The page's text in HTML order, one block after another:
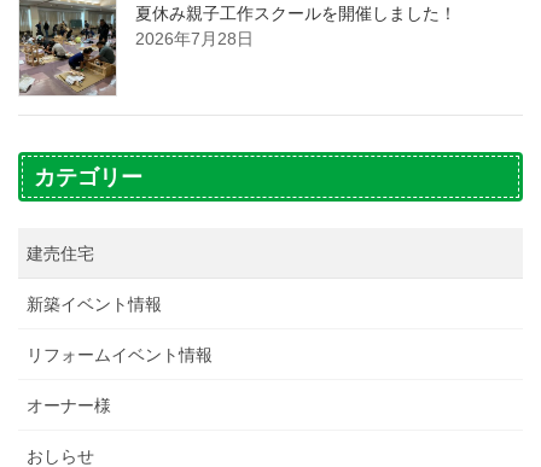
夏休み親子工作スクールを開催しました！
2026年7月28日
カテゴリー
建売住宅
新築イベント情報
リフォームイベント情報
オーナー様
おしらせ